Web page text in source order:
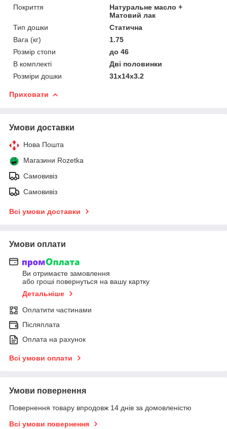
Покриття
Натуральне масло +
Матовий лак
Тип дошки
Статична
Вага (кг)
1.75
Розмір стопи
до 46
В комплекті
Дві половинки
Розміри дошки
31х14х3.2
Приховати
Умови доставки
Нова Пошта
Магазини Rozetka
Самовивіз
Самовивіз
Всі умови доставки
Умови оплати
Ви отримаєте замовлення
або гроші повернуться на вашу картку
Детальніше
Оплатити частинами
Післяплата
Оплата на рахунок
Всі умови оплати
Умови повернення
Повернення товару впродовж 14 днів за домовленістю
Всі умови повернення